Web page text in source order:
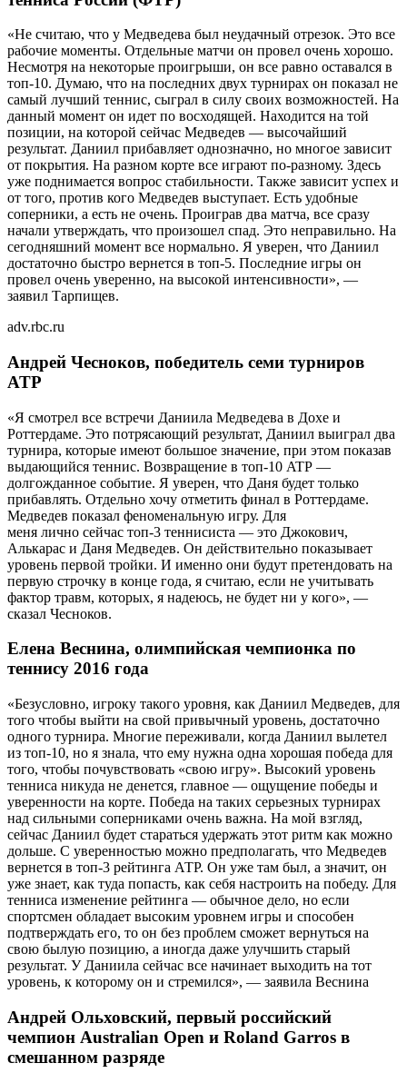
«Не считаю, что у Медведева был неудачный отрезок. Это все
рабочие моменты. Отдельные матчи он провел очень хорошо.
Несмотря на некоторые проигрыши, он все равно оставался в
топ-10. Думаю, что на последних двух турнирах он показал не
самый лучший теннис, сыграл в силу своих возможностей. На
данный момент он идет по восходящей. Находится на той
позиции, на которой сейчас Медведев — высочайший
результат. Даниил прибавляет однозначно, но многое зависит
от покрытия. На разном корте все играют по-разному. Здесь
уже поднимается вопрос стабильности. Также зависит успех и
от того, против кого Медведев выступает. Есть удобные
соперники, а есть не очень. Проиграв два матча, все сразу
начали утверждать, что произошел спад. Это неправильно. На
сегодняшний момент все нормально. Я уверен, что Даниил
достаточно быстро вернется в топ-5. Последние игры он
провел очень уверенно, на высокой интенсивности», —
заявил Тарпищев.
adv.rbc.ru
Андрей Чесноков, победитель семи турниров
ATP
«Я смотрел все встречи Даниила Медведева в Дохе и
Роттердаме. Это потрясающий результат, Даниил выиграл два
турнира, которые имеют большое значение, при этом показав
выдающийся теннис. Возвращение в топ-10 ATP —
долгожданное событие. Я уверен, что Даня будет только
прибавлять. Отдельно хочу отметить финал в Роттердаме.
Медведев показал феноменальную игру. Для
меня лично сейчас топ-3 теннисиста — это Джокович,
Алькарас и Даня Медведев. Он действительно показывает
уровень первой тройки. И именно они будут претендовать на
первую строчку в конце года, я считаю, если не учитывать
фактор травм, которых, я надеюсь, не будет ни у кого», —
сказал Чесноков.
Елена Веснина, олимпийская чемпионка по
теннису 2016 года
«Безусловно, игроку такого уровня, как Даниил Медведев, для
того чтобы выйти на свой привычный уровень, достаточно
одного турнира. Многие переживали, когда Даниил вылетел
из топ-10, но я знала, что ему нужна одна хорошая победа для
того, чтобы почувствовать «свою игру». Высокий уровень
тенниса никуда не денется, главное — ощущение победы и
уверенности на корте. Победа на таких серьезных турнирах
над сильными соперниками очень важна. На мой взгляд,
сейчас Даниил будет стараться удержать этот ритм как можно
дольше. С уверенностью можно предполагать, что Медведев
вернется в топ-3 рейтинга АТР. Он уже там был, а значит, он
уже знает, как туда попасть, как себя настроить на победу. Для
тенниса изменение рейтинга — обычное дело, но если
спортсмен обладает высоким уровнем игры и способен
подтверждать его, то он без проблем сможет вернуться на
свою былую позицию, а иногда даже улучшить старый
результат. У Даниила сейчас все начинает выходить на тот
уровень, к которому он и стремился», — заявила Веснина
Андрей Ольховский, первый российский
чемпион Australian Open и Roland Garros в
смешанном разряде